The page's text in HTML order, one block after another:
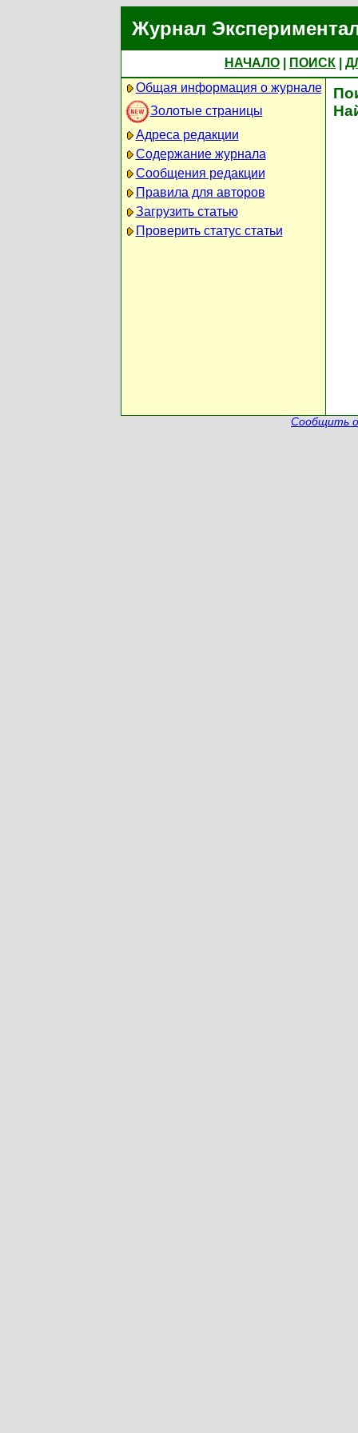
Журнал
НАЧАЛО ПОИСК
Общая информация о журнале
Золотые страницы
Адреса редакции
Содержание журнала
Сообщения редакции
Правила для авторов
Загрузить статью
Проверить статус статьи
Сообщить о